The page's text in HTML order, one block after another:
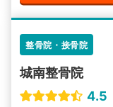
整骨院・接骨院
城南整骨院
4.5